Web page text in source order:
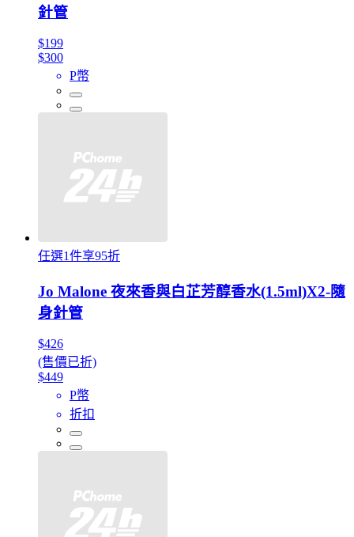
針管
$199
$300
P幣
任選1件享95折
Jo Malone 夜來香與白芷芳醇香水(1.5ml)X2-隨
身針管
$426
(售價已折)
$449
P幣
折扣